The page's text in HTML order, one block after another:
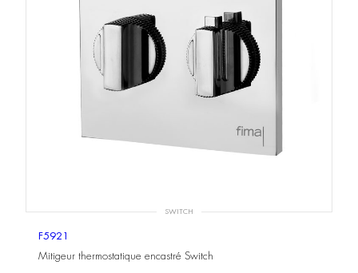
SWITCH
F5921
Mitigeur thermostatique encastré Switch